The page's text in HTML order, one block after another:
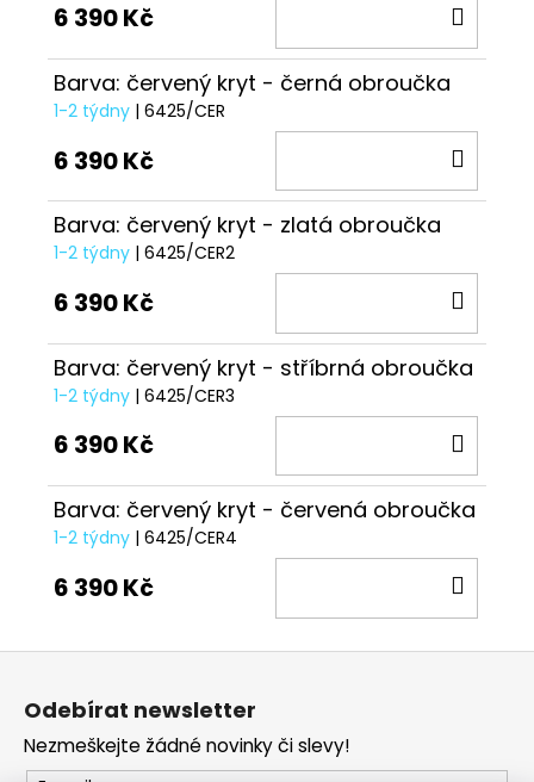
6 390 Kč
Barva: červený kryt - černá obroučka
1-2 týdny | 6425/CER
6 390 Kč
Barva: červený kryt - zlatá obroučka
1-2 týdny | 6425/CER2
6 390 Kč
Barva: červený kryt - stříbrná obroučka
1-2 týdny | 6425/CER3
6 390 Kč
Barva: červený kryt - červená obroučka
1-2 týdny | 6425/CER4
6 390 Kč
Z
Odebírat newsletter
Nezmeškejte žádné novinky či slevy!